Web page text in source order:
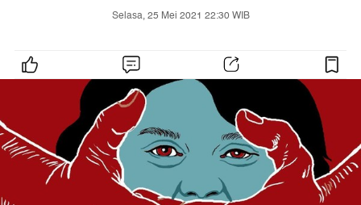
Selasa, 25 Mei 2021 22:30 WIB